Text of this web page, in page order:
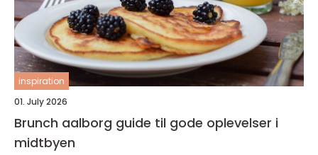
inspiration
01. July 2026
Brunch aalborg guide til gode oplevelser i
midtbyen